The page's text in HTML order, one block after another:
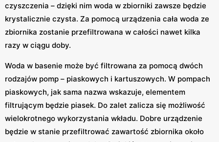
czyszczenia – dzięki nim woda w zbiorniki zawsze będzie
krystalicznie czysta. Za pomocą urządzenia cała woda ze
zbiornika zostanie przefiltrowana w całości nawet kilka
razy w ciągu doby.
Woda w basenie może być filtrowana za pomocą dwóch
rodzajów pomp – piaskowych i kartuszowych. W pompach
piaskowych, jak sama nazwa wskazuje, elementem
filtrującym będzie piasek. Do zalet zalicza się możliwość
wielokrotnego wykorzystania wkładu. Dobre urządzenie
będzie w stanie przefiltrować zawartość zbiornika około